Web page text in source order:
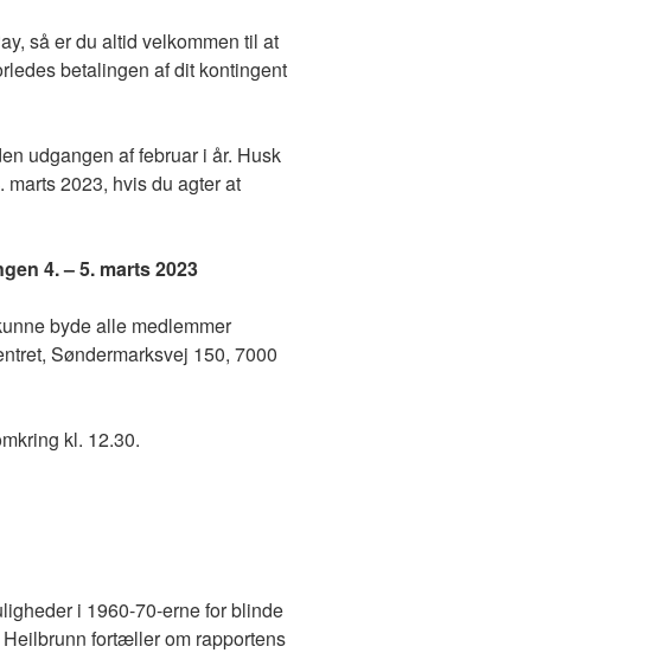
så er du altid velkommen til at
betalingen af dit kontingent
udgangen af februar i år. Husk
2023, hvis du agter at
4. – 5. marts 2023
byde alle medlemmer
Søndermarksvej 150, 7000
kl. 12.30.
i 1960-70-erne for blinde
fortæller om rapportens